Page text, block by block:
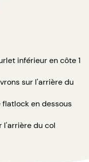
inférieur en côte 1
sur l'arrière du
en dessous
l'arrière du col